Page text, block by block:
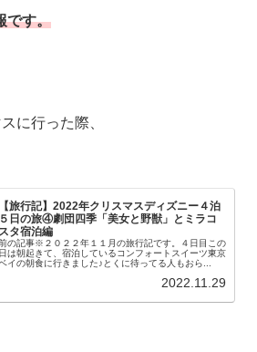
です。
に行った際、
【旅行記】2022年クリスマスディズニー４泊
５日の旅④劇団四季「美女と野獣」とミラコ
スタ宿泊編
の記事※２０２２年１１月の旅行記です。４日目この
日は朝起きて、宿泊しているコンフォートスイーツ東京
イの朝食に行きました♪とくに待ってる人もおら...
2022.11.29